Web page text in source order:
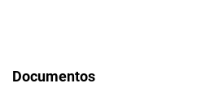
Documentos